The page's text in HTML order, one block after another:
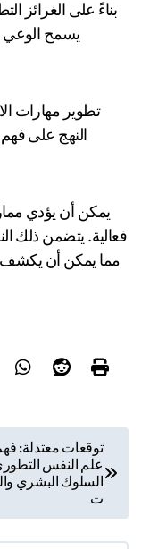
للأفراد التنقل
لحل النزاعات
يمكن أن
لغة اتهامية. تعيق
ذلك، يمكن أن يؤدي
يعزز الاعتراف
النزاعات
كيف
لتحسين
الرؤى من
الاتجاهات